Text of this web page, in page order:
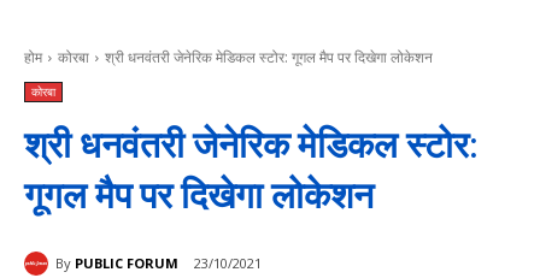
होम कोरबा श्री धनवंतरी जेनेरिक मेडिकल स्टोर: गूगल मैप पर दिखेगा लोकेशन
कोरबा
श्री धनवंतरी जेनेरिक मेडिकल स्टोर:
गूगल मैप पर दिखेगा लोकेशन
By PUBLIC FORUM 23/10/2021